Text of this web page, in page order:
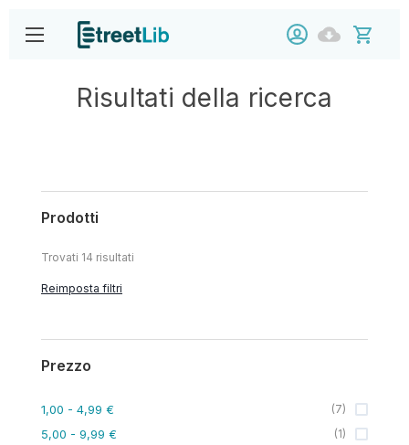
Risultati della ricerca
Prodotti
Trovati 14 risultati
Reimposta filtri
Prezzo
1,00 - 4,99 € (7)
5,00 - 9,99 € (1)